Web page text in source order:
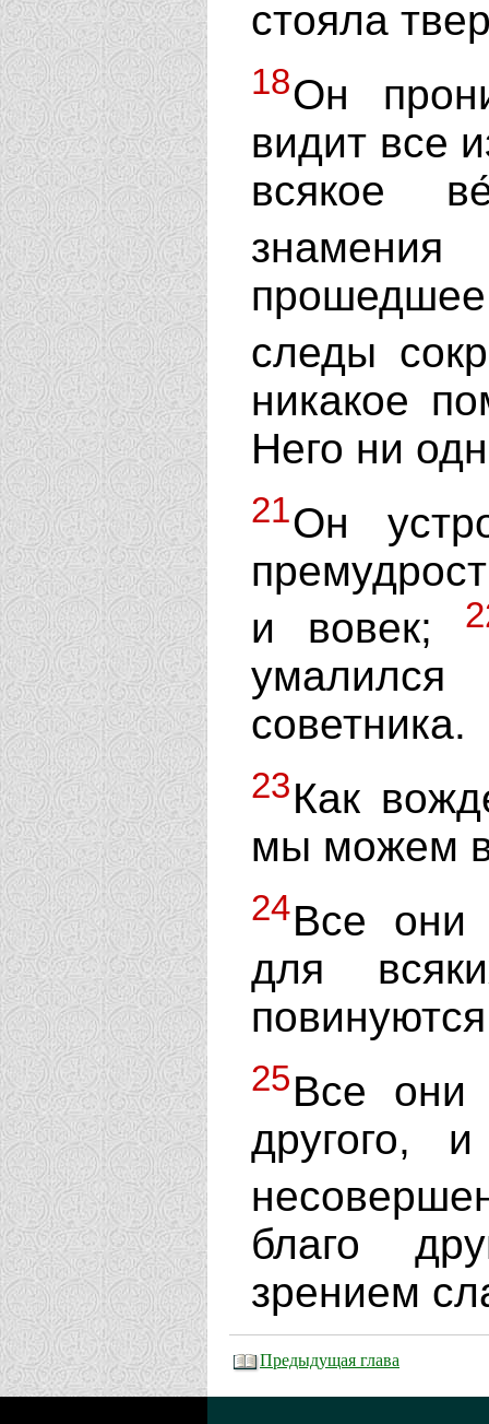
стояла
18Он
видит все
всякое
следы
никакое
Него ни
21Он
и вовек;
умалился
советника.
23Как
мы можем
24Все они
для
25Все они
другого,
благо
зрением
Предыдущая глава